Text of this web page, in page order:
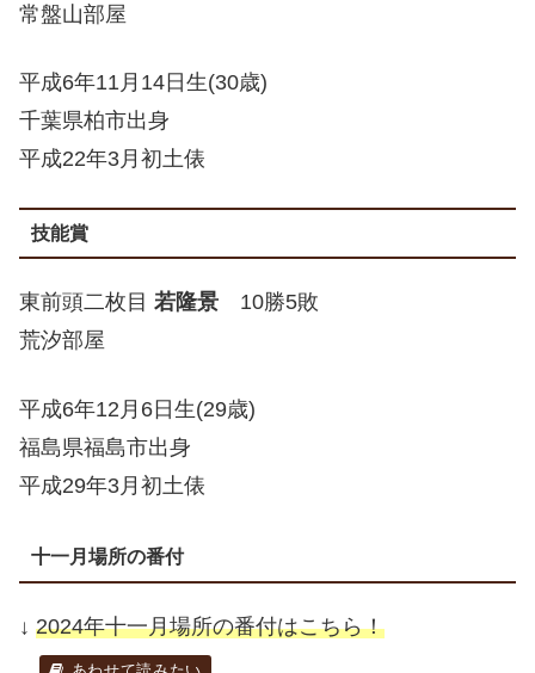
常盤山部屋
平成6年11月14日生(30歳)
千葉県柏市出身
平成22年3月初土俵
技能賞
東前頭二枚目 若隆景 10勝5敗
荒汐部屋
平成6年12月6日生(29歳)
福島県福島市出身
平成29年3月初土俵
十一月場所の番付
↓ 2024年十一月場所の番付はこちら！